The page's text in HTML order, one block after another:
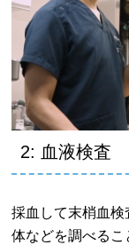
2: 血液検査
採血して末梢血
体などを調べるこ